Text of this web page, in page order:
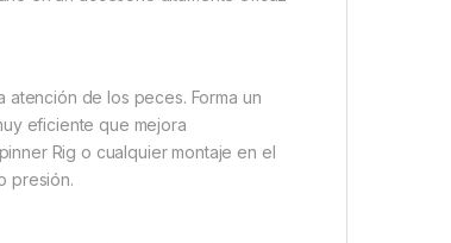
atención de los peces. Forma un
eficiente que mejora
Rig o cualquier montaje en el
presión.